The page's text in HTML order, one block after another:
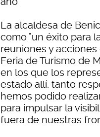
La alcaldesa de
como "un éxito para
reuniones y
Feria de Turismo de
en los que los
estado allí, tanto
hemos podido
para impulsar la
fuera de nuestras